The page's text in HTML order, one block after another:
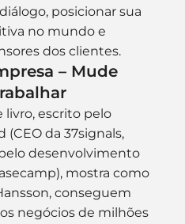
posicionar sua
no mundo e
dos clientes.
– Mude
livro, escrito pelo
(CEO da 37signals,
desenvolvimento
mostra como
conseguem
negócios de milhões